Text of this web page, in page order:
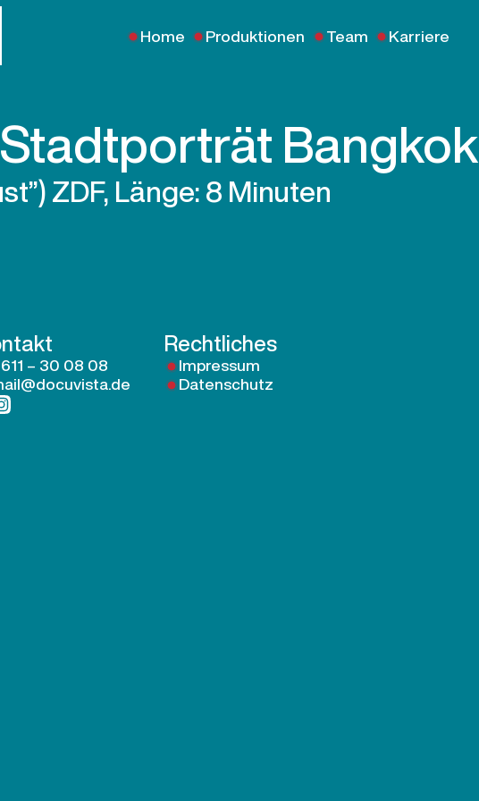
Home Produktionen Team Karriere
Bangkok
ZDF, Länge: 8 Minuten
– 30 08 08
Rechtliches
Impressum
Datenschutz